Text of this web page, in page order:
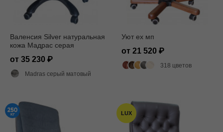
Валенсия Silver натуральная
кожа Мадрас серая
от 35 230
Madras серый матовый
Уют ех мп
от 21 520
318 цветов
LUX